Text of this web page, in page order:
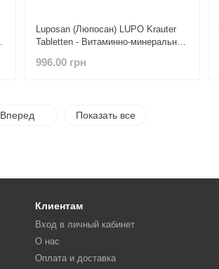
Luposan (Люпосан) LUPO Krauter
Tabletten - Витаминно-минеральный
г (200 шт.)
996.00 грн
Вперед Показать все
Клиентам
Вход в личный кабинет
О нас
Оплата и доставка